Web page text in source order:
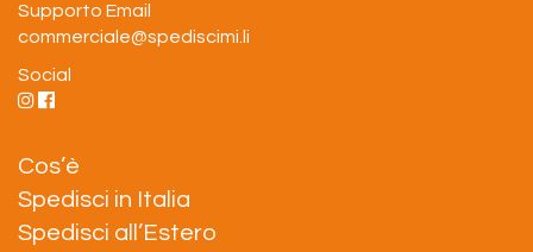
Supporto Email
commerciale@spediscimi.li
Social
Cos’è
Spedisci in Italia
Spedisci all’Estero